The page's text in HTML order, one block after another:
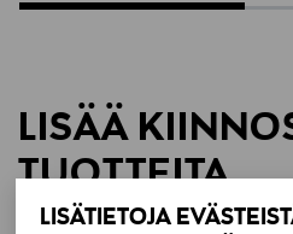
LISÄTIETOJA
LISÄÄ
TUOTTEITA